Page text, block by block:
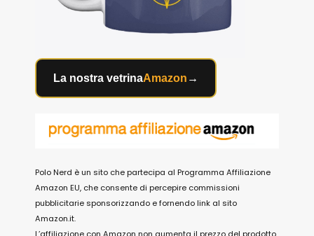
La nostra vetrinaAmazon →
Polo Nerd è un sito che partecipa al Programma Affiliazione
Amazon EU, che consente di percepire commissioni
pubblicitarie sponsorizzando e fornendo link al sito
Amazon.it.
L’affiliazione con Amazon non aumenta il prezzo del prodotto,